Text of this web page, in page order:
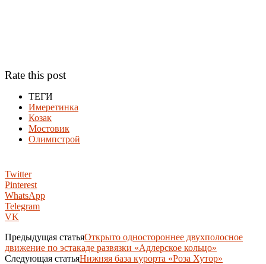
Rate this post
ТЕГИ
Имеретинка
Козак
Мостовик
Олимпстрой
Twitter
Pinterest
WhatsApp
Telegram
VK
Предыдущая статьяОткрыто одностороннее двухполосное
движение по эстакаде развязки «Адлерское кольцо»
Следующая статьяНижняя база курорта «Роза Хутор»